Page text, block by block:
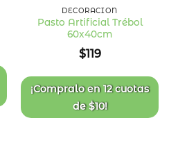
DECORACIÓN
Pasto Artificial Trébol
60x40cm
$119
¡Compralo en12 cuotas
de$10!